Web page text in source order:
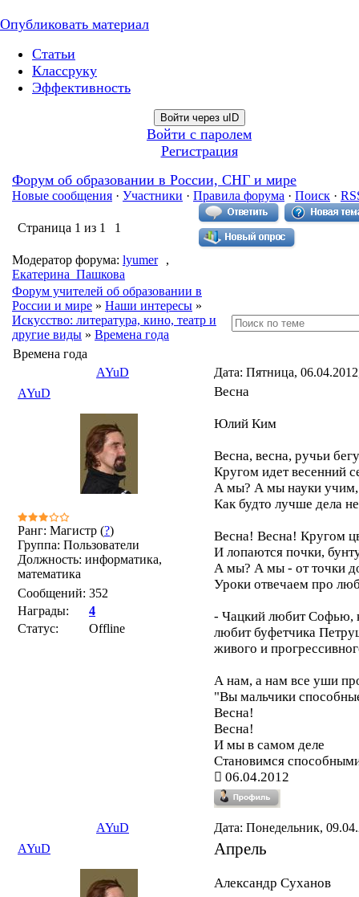
Опубликовать материал
Статьи
Классруку
Эффективность
Войти через uID
Войти с паролем
Регистрация
Форум об образовании в России, СНГ и мире
Новые сообщения · Участники · Правила форума · Поиск ·
Страница 1 из 1 1
Модератор форума: lyumer
,
Екатерина_Пашкова
Форум учителей об образовании в
России и мире » Наши интересы »
Искусство: литература, кино, театр и
другие виды » Времена года
Времена года
AYuD
Дата: Пятница,
AYuD
Ранг: Магистр (?)
Группа: Пользователи
Должность: информатика,
математика
Сообщений: 352
Награды:
4
Статус:
Offline
Весна
Юлий Ким
Весна, весна, ручьи
Кругом идет весенний
А мы? А мы науки учим,
Как будто лучше дела
Весна! Весна! Кругом
И лопаются почки,
А мы? А мы - от точки
Уроки отвечаем про
- Чацкий любит Софью,
любит буфетчика
живого и
А нам, а нам все уши
"Вы мальчики
Весна!
Весна!
И мы в самом деле
Становимся
06.04.2012
AYuD
Дата: Понедельник,
AYuD
Апрель
Александр Суханов